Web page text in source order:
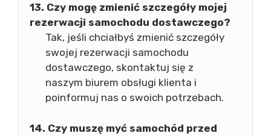
13. Czy mogę zmienić szczegóły mojej
rezerwacji samochodu dostawczego?
Tak, jeśli chciałbyś zmienić szczegóły
swojej rezerwacji samochodu
dostawczego, skontaktuj się z
naszym biurem obsługi klienta i
poinformuj nas o swoich potrzebach.
14. Czy muszę myć samochód przed